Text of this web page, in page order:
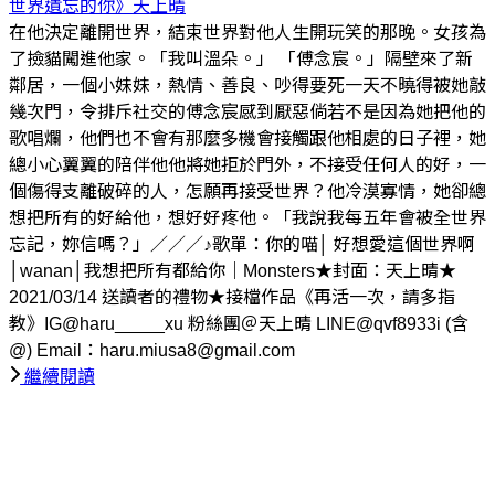
世界遺忘的你》 天上晴
在他決定離開世界，結束世界對他人生開玩笑的那晚。女孩為
了撿貓闖進他家。「我叫溫朵。」 「傅念宸。」隔壁來了新
鄰居，一個小妹妹，熱情、善良、吵得要死一天不曉得被她敲
幾次門，令排斥社交的傅念宸感到厭惡倘若不是因為她把他的
歌唱爛，他們也不會有那麼多機會接觸跟他相處的日子裡，她
總小心翼翼的陪伴他他將她拒於門外，不接受任何人的好，一
個傷得支離破碎的人，怎願再接受世界？他冷漠寡情，她卻總
想把所有的好給他，想好好疼他。「我說我每五年會被全世界
忘記，妳信嗎？」／／／♪歌單：你的喵│ 好想愛這個世界啊
│wanan│我想把所有都給你｜Monsters★封面：天上晴★
2021/03/14 送讀者的禮物★接檔作品《再活一次，請多指
教》IG@haru_____xu 粉絲團＠天上晴 LINE@qvf8933i (含
@) Email：haru.miusa8@gmail.com
繼續閱讀